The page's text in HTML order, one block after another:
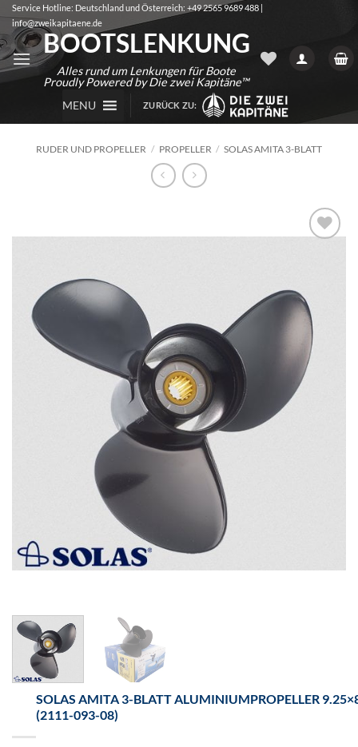
Zum
Inhalt
springen
Service Hotline: Deutschland und Österreich: +49 2565 9689 488 |
info@zweikapitaene.de
BOOTSLENKUNG
Alles rund um Lenkungen für Boote
Proudly Powered by Die zwei Kapitäne™
MENU
ZURÜCK ZU:
RUDER UND PROPELLER / PROPELLER / SOLAS AMITA 3-BLATT
SOLAS AMITA 3-BLATT ALUMINIUMPROPELLER
(2111-093-08)